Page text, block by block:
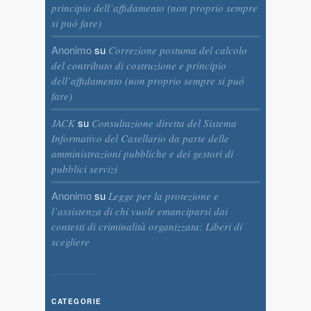
principio dell’affidamento (non proprio sempre
si può fare)
Anonimosu Correzione postuma del calcolo
del contributo di costruzione e principio
dell’affidamento (non proprio sempre si può
fare)
JACKsu Consultazione diretta del Sistema
Informativo del Casellario da parte delle
amministrazioni pubbliche e dei gestori di
pubblici servizi
Anonimosu Legge per la protezione e
l’assistenza di chi vuole emanciparsi dai
contesti di criminalità organizzata: Liberi di
scegliere
CATEGORIE